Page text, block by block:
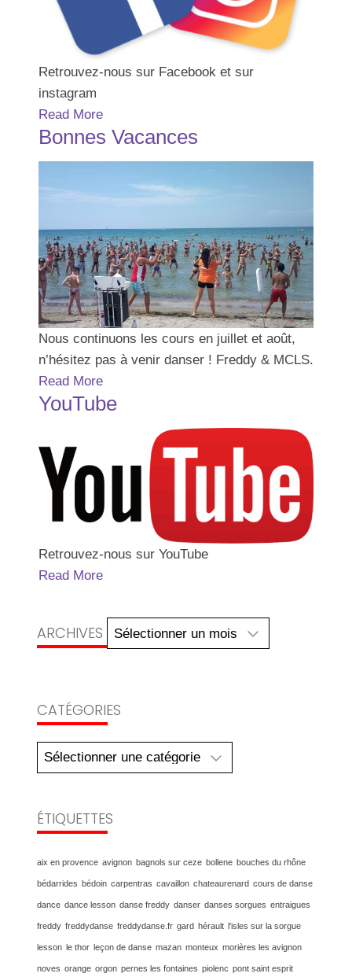
Retrouvez-nous sur Facebook et sur
instagram
Read More
Bonnes Vacances
Nous continuons les cours en juillet et août,
n’hésitez pas à venir danser ! Freddy & MCLS.
Read More
YouTube
Retrouvez-nous sur YouTube
Read More
ARCHIVES
Archives
CATÉGORIES
Catégories
ÉTIQUETTES
aix en provence avignon bagnols sur ceze bollene bouches du rhône
bédarrides bédoin carpentras cavaillon chateaurenard cours de danse
dance dance lesson danse freddy danser danses sorgues entraigues
freddy freddydanse freddydanse.fr gard hérault l'isles sur la sorgue
lesson le thor leçon de danse mazan monteux morières les avignon
noves orange orgon pernes les fontaines piolenc pont saint esprit